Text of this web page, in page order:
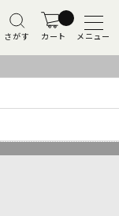
さがす カート メニュー